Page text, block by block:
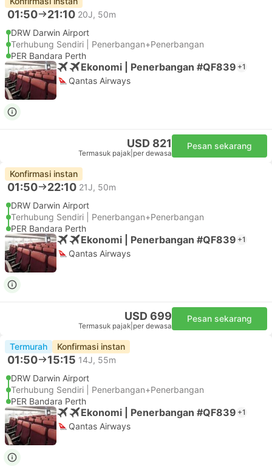
01:50 21:10 20J, 50m
DRW Darwin Airport
Terhubung Sendiri | Penerbangan+Penerbangan
PER Bandara Perth
Ekonomi | Penerbangan #QF839 +1
Qantas Airways
USD 821
Termasuk pajak per dewasa
Pesan sekarang
Konfirmasi instan
01:50 22:10 21J, 50m
DRW Darwin Airport
Terhubung Sendiri | Penerbangan+Penerbangan
PER Bandara Perth
Ekonomi | Penerbangan #QF839 +1
Qantas Airways
USD 699
Termasuk pajak per dewasa
Pesan sekarang
Termurah Konfirmasi instan
01:50 15:15 14J, 55m
DRW Darwin Airport
Terhubung Sendiri | Penerbangan+Penerbangan
PER Bandara Perth
Ekonomi | Penerbangan #QF839 +1
Qantas Airways